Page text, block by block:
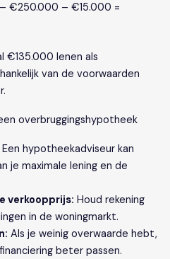
€250.000 – €15.000 =
€135.000 lenen als
van de voorwaarden
overbruggingshypotheek
Een hypotheekadviseur kan
je maximale lening en de
verkoopprijs: Houd rekening
in de woningmarkt.
Als je weinig overwaarde hebt,
beter passen.